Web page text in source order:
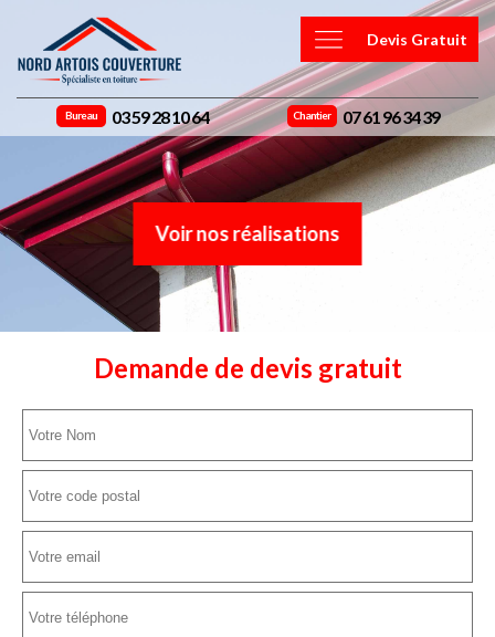
Devis Gratuit
Bureau 03 59 28 10 64 Chantier 07 61 96 34 39
Voir nos réalisations
Demande de devis gratuit